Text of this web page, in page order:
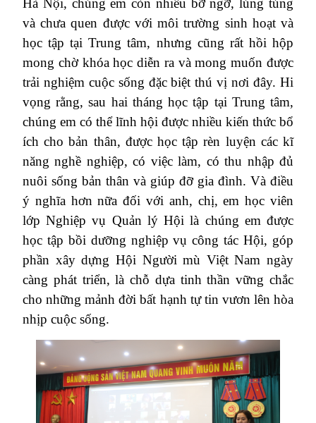
Hà Nội, chúng em còn nhiều bỡ ngỡ, lúng túng
và chưa quen được với môi trường sinh hoạt và
học tập tại Trung tâm, nhưng cũng rất hồi hộp
mong chờ khóa học diễn ra và mong muốn được
trải nghiệm cuộc sống đặc biệt thú vị nơi đây. Hi
vọng rằng, sau hai tháng học tập tại Trung tâm,
chúng em có thể lĩnh hội được nhiều kiến thức bổ
ích cho bản thân, được học tập rèn luyện các kĩ
năng nghề nghiệp, có việc làm, có thu nhập đủ
nuôi sống bản thân và giúp đỡ gia đình. Và điều
ý nghĩa hơn nữa đối với anh, chị, em học viên
lớp Nghiệp vụ Quản lý Hội là chúng em được
học tập bồi dưỡng nghiệp vụ công tác Hội, góp
phần xây dựng Hội Người mù Việt Nam ngày
càng phát triển, là chỗ dựa tinh thần vững chắc
cho những mảnh đời bất hạnh tự tin vươn lên hòa
nhịp cuộc sống.